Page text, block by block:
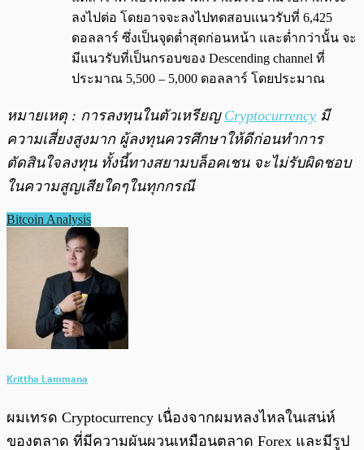
ลงไปต่อ โดยอาจจะลงไปทดสอบแนวรับที่ 6,425
ดอลลาร์ ซึ่งเป็นจุดต่ำสุดก่อนหน้า และต่ำกว่านั้น จะ
มีแนวรับที่เป็นกรอบของ Descending channel ที่
ประมาณ 5,500 – 5,000 ดอลลาร์ โดยประมาณ
หมายเหตุ : การลงทุนในตัวเหรียญ Cryptocurrency มี
ความเสี่ยงสูงมาก ผู้ลงทุนควรศึกษาให้ดีก่อนทำการ
ตัดสินใจลงทุน ทั้งนี้ทางสยามบล็อคเชน จะไม่รับผิดชอบ
ในความสูญเสียใดๆในทุกกรณี
Bitcoin Analysis
Krittha Lammana
ผมเทรด Cryptocurrency เนื่องจากผมหลงไหลในเสน่ห์
ของตลาด ที่มีความผันผวนเหมือนตลาด Forex และมีรูป